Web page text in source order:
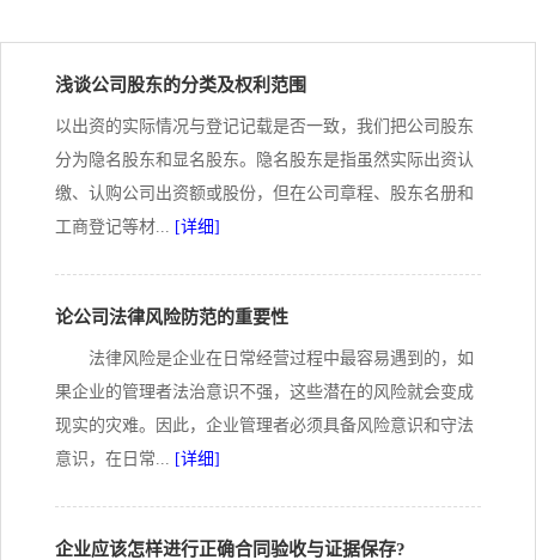
浅谈公司股东的分类及权利范围
以出资的实际情况与登记记载是否一致，我们把公司股东
分为隐名股东和显名股东。隐名股东是指虽然实际出资认
缴、认购公司出资额或股份，但在公司章程、股东名册和
工商登记等材... [详细]
论公司法律风险防范的重要性
法律风险是企业在日常经营过程中最容易遇到的，如
果企业的管理者法治意识不强，这些潜在的风险就会变成
现实的灾难。因此，企业管理者必须具备风险意识和守法
意识，在日常... [详细]
企业应该怎样进行正确合同验收与证据保存?